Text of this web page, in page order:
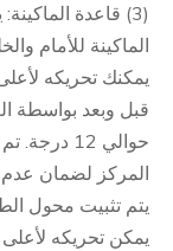
(3) قاعدة
الماكينة للأمام
يمكنك تحريكه
قبل وبعد بواسطة
المركز لضمان عدم
يتم تثبيت محول
يمكن تحريكه